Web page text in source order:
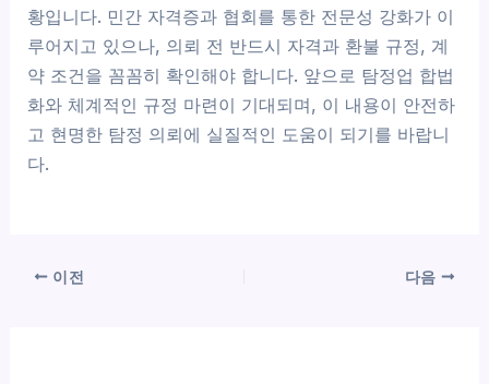
황입니다. 민간 자격증과 협회를 통한 전문성 강화가 이
루어지고 있으나, 의뢰 전 반드시 자격과 환불 규정, 계
약 조건을 꼼꼼히 확인해야 합니다. 앞으로 탐정업 합법
화와 체계적인 규정 마련이 기대되며, 이 내용이 안전하
고 현명한 탐정 의뢰에 실질적인 도움이 되기를 바랍니
다.
이전 다음